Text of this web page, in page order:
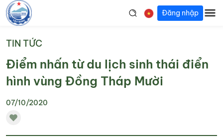
Đăng nhập
TIN TỨC
Điểm nhấn từ du lịch sinh thái điển
hình vùng Đồng Tháp Mười
07/10/2020